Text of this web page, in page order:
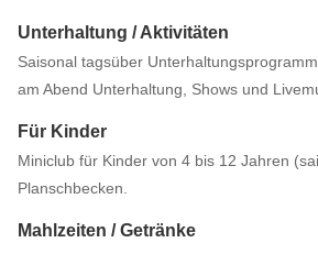
Unterhaltung / Aktivitäten
Saisonal tagsüber
am Abend Unterhaltung, Shows und
Für Kinder
Miniclub für Kinder von 4 bis 12 Jahren
Planschbecken.
Mahlzeiten / Getränke